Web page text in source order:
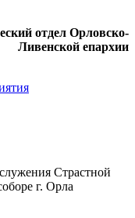
отдел Орловско-
Ливенской епархии
Страстной
г. Орла